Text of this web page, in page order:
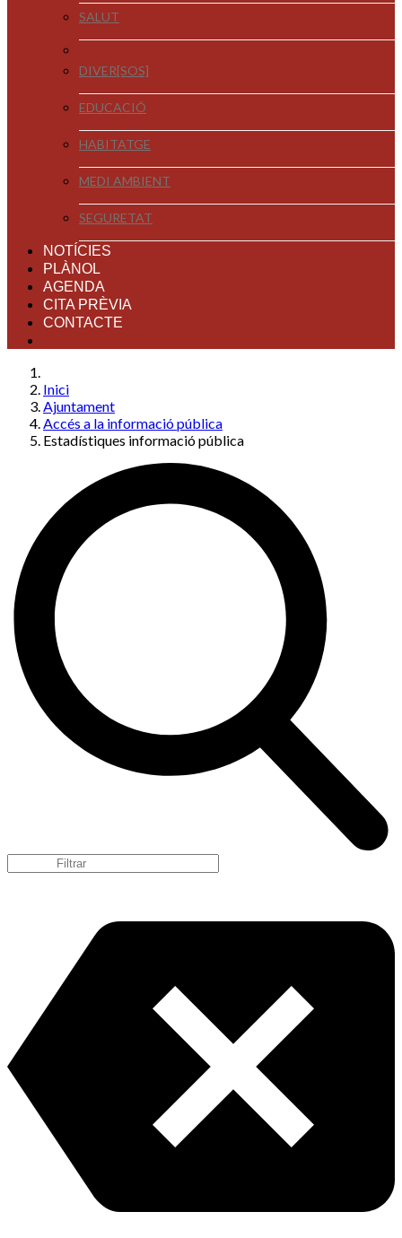
SALUT
DIVER[SOS]
EDUCACIÓ
HABITATGE
MEDI AMBIENT
SEGURETAT
NOTÍCIES
PLÀNOL
AGENDA
CITA PRÈVIA
CONTACTE
Inici
Ajuntament
Accés a la informació pública
Estadístiques informació pública